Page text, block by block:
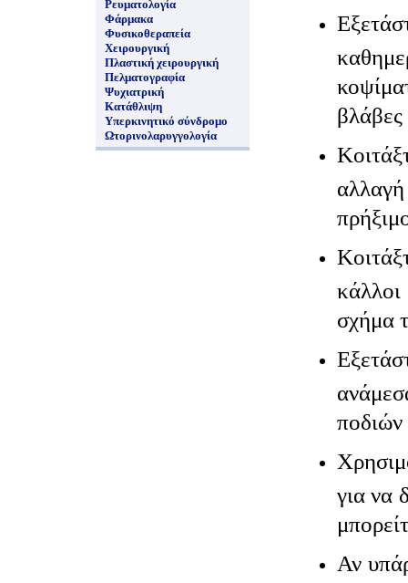
Ρευματολογία
Φάρμακα
Φυσικοθεραπεία
Χειρουργική
Πλαστική χειρουργική
Πελματογραφία
Ψυχιατρική
Κατάθλιψη
Υπερκινητικό σύνδρομο
Ωτορινολαρυγγολογία
βλάβες
σχήμα
ποδιών
για να
Αν